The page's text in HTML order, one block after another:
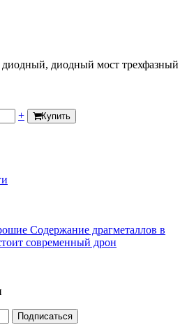
диодный мост трехфазный
+ Купить
Содержание драгметаллов в
современный дрон
Подписаться